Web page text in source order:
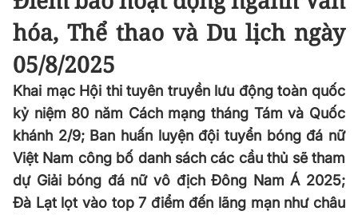
hóa, Thể thao và Du lịch ngày
05/8/2025
Khai mạc Hội thi tuyên truyền lưu động toàn quốc
kỷ niệm 80 năm Cách mạng tháng Tám và Quốc
khánh 2/9; Ban huấn luyện đội tuyển bóng đá nữ
Việt Nam công bố danh sách các cầu thủ sẽ tham
dự Giải bóng đá nữ vô địch Đông Nam Á 2025;
Đà Lạt lọt vào top 7 điểm đến lãng mạn như châu